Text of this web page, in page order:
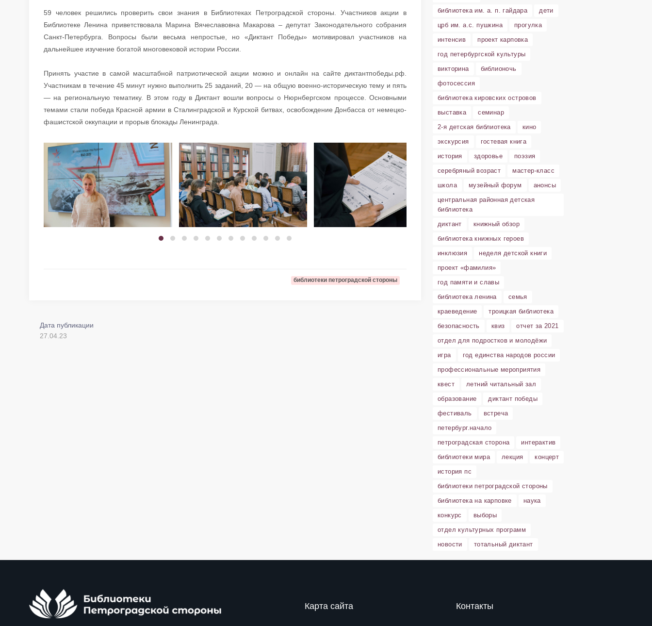
59 человек решились проверить свои знания в Библиотеках Петроградской стороны. Участников акции в
Библиотеке Ленина приветствовала Марина Вячеславовна Макарова – депутат Законодательного собрания
Санкт-Петербурга. Вопросы были весьма непростые, но «Диктант Победы» мотивировал участников на
дальнейшее изучение богатой многовековой истории России.
Принять участие в самой масштабной патриотической акции можно и онлайн на сайте диктантпобеды.рф.
Участникам в течение 45 минут нужно выполнить 25 заданий, 20 — на общую военно-историческую тему и пять
— на региональную тематику. В этом году в Диктант вошли вопросы о Нюрнбергском процессе. Основными
темами стали победа Красной армии в Сталинградской и Курской битвах, освобождение Донбасса от немецко-
фашистской оккупации и прорыв блокады Ленинграда.
библиотеки петроградской стороны
Дата публикации
27.04.23
библиотека им. а. п. гайдара
дети
црб им. а.с. пушкина
прогулка
интенсив
проект карповка
год петербургской культуры
викторина
библионочь
фотосессия
библиотека кировских островов
выставка
семинар
2-я детская библиотека
кино
экскурсия
гостевая книга
история
здоровье
поэзия
серебряный возраст
мастер-класс
школа
музейный форум
анонсы
центральная районная детская
библиотека
диктант
книжный обзор
библиотека книжных героев
инклюзия
неделя детской книги
проект «фамилия»
год памяти и славы
библиотека ленина
семья
краеведение
троицкая библиотека
безопасность
квиз
отчет за 2021
отдел для подростков и молодёжи
игра
год единства народов россии
профессиональные мероприятия
квест
летний читальный зал
образование
диктант победы
фестиваль
встреча
петербург.начало
петроградская сторона
интерактив
библиотеки мира
лекция
концерт
история пс
библиотеки петроградской стороны
библиотека на карповке
наука
конкурс
выборы
отдел культурных программ
новости
тотальный диктант
Карта сайта Контакты